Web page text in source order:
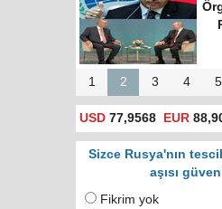
(gosuslugi)
üzerinden
yapılacak!
1 2 3 4 5
USD 77,9568 EUR
Sizce Rusya'nın
aşısı
Fikrim yok